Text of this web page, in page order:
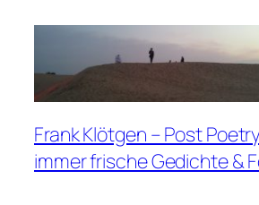
Frank Klötgen – Post
immer frische Gedichte &